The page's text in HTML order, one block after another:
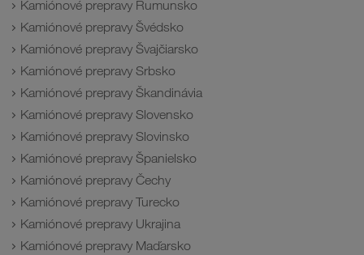
Kamiónové prepravy Rumunsko
Kamiónové prepravy Švédsko
Kamiónové prepravy Švajčiarsko
Kamiónové prepravy Srbsko
Kamiónové prepravy Škandinávia
Kamiónové prepravy Slovensko
Kamiónové prepravy Slovinsko
Kamiónové prepravy Španielsko
Kamiónové prepravy Čechy
Kamiónové prepravy Turecko
Kamiónové prepravy Ukrajina
Kamiónové prepravy Maďarsko